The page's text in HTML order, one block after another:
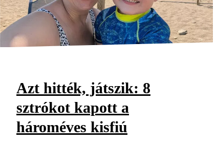
Azt hitték, játszik: 8
sztrókot kapott a
hároméves kisfiú